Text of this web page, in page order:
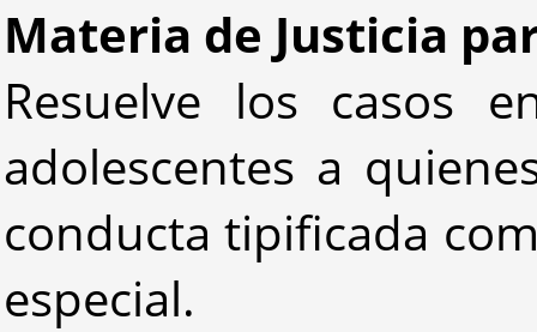
Materia de Justicia
Resuelve los casos
adolescentes a
conducta tipificada
especial.